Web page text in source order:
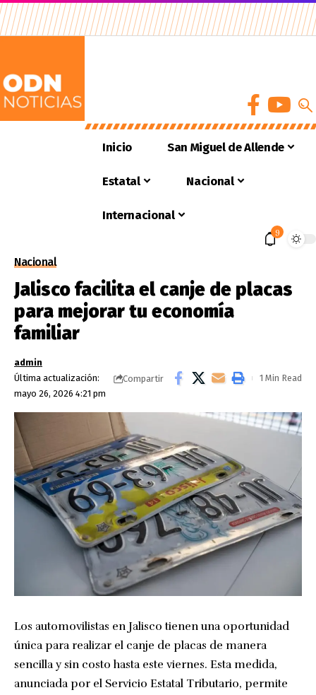
Inicio San Miguel de Allende
Estatal Nacional
Internacional
9
Nacional
Jalisco facilita el canje de placas
para mejorar tu economía
familiar
Última actualización:
mayo 26, 2026 4:21 pm
admin
Compartir
1 Min Read
Los automovilistas en Jalisco tienen una oportunidad
única para realizar el canje de placas de manera
sencilla y sin costo hasta este viernes. Esta medida,
anunciada por el Servicio Estatal Tributario, permite